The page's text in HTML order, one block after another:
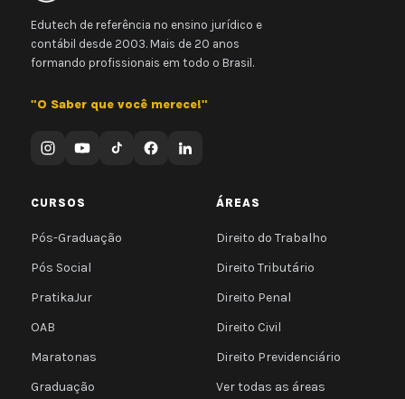
Edutech de referência no ensino jurídico e
contábil desde 2003. Mais de 20 anos
formando profissionais em todo o Brasil.
"O Saber que você merece!"
CURSOS
Pós-Graduação
Pós Social
PratikaJur
OAB
Maratonas
Graduação
ÁREAS
Direito do Trabalho
Direito Tributário
Direito Penal
Direito Civil
Direito Previdenciário
Ver todas as áreas